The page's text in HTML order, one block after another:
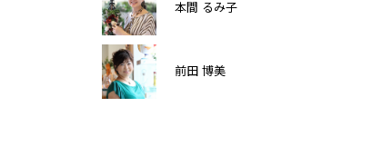
本間 るみ子
前田 博美